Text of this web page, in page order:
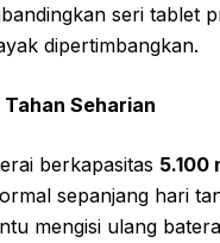
seri tablet
dipertimbangkan.
Seharian
berkapasitas 5.100
sepanjang hari
mengisi ulang